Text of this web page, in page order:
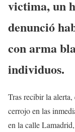
victima, un
denunció
con arma
individuos.
Tras recibir la
cerrojo en las
en la calle